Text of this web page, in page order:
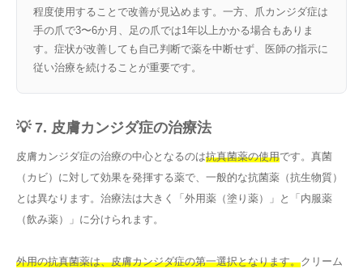
程度使用することで改善が見込めます。一方、爪カンジダ症は
手の爪で3〜6か月、足の爪では1年以上かかる場合もありま
す。症状が改善しても自己判断で薬を中断せず、医師の指示に
従い治療を続けることが重要です。
💡 7. 皮膚カンジダ症の治療法
皮膚カンジダ症の治療の中心となるのは抗真菌薬の使用です。真菌
（カビ）に対して効果を発揮する薬で、一般的な抗菌薬（抗生物質）
とは異なります。治療法は大きく「外用薬（塗り薬）」と「内服薬
（飲み薬）」に分けられます。
外用の抗真菌薬は、皮膚カンジダ症の第一選択となります。クリーム